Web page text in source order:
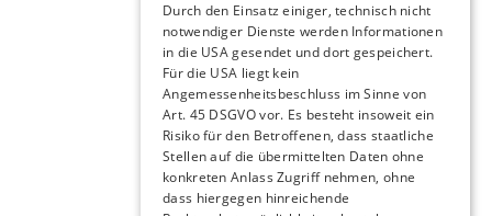
Durch den Einsatz einiger, technisch nicht
notwendiger Dienste werden Informationen
in die USA gesendet und dort gespeichert.
Für die USA liegt kein
Angemessenheitsbeschluss im Sinne von
Art. 45 DSGVO vor. Es besteht insoweit ein
Risiko für den Betroffenen, dass staatliche
Stellen auf die übermittelten Daten ohne
konkreten Anlass Zugriff nehmen, ohne
dass hiergegen hinreichende